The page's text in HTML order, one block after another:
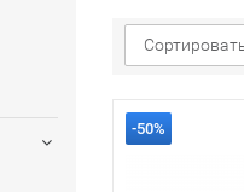
-50%